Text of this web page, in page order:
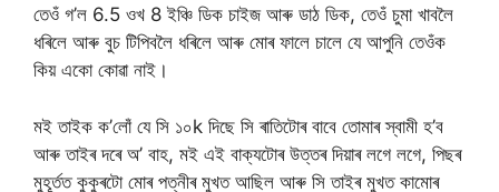
তেওঁ গ’ল 6.5 ওখ 8 ইঞ্চি ডিক চাইজ আৰু ডাঠ ডিক, তেওঁ চুমা খাবলৈ
ধৰিলে আৰু বুচ টিপিবলৈ ধৰিলে আৰু মোৰ ফালে চালে যে আপুনি তেওঁক
কিয় একো কোৱা নাই।
মই তাইক ক’লোঁ যে সি ১০k দিছে সি ৰাতিটোৰ বাবে তোমাৰ স্বামী হ’ব
আৰু তাইৰ দৰে অ’ বাহ, মই এই বাক্যটোৰ উত্তৰ দিয়াৰ লগে লগে, পিছৰ
মুহূৰ্তত কুকুৰটো মোৰ পত্নীৰ মুখত আছিল আৰু সি তাইৰ মুখত কামোৰ